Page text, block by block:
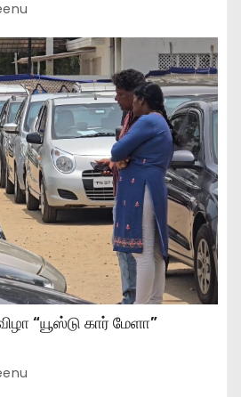
“யூஸ்டு கார் மேளா”